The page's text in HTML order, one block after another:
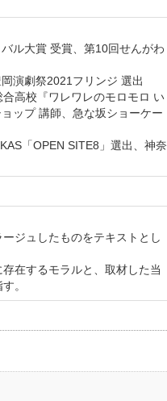
ル大賞 受賞、第10回せんがわ
演劇祭2021フリンジ 選出
高校『ワレワレのモロモロ い
ップ 講師、急な坂ショーケー
「OPEN SITE8」選出、神奈
ジュしたものをテキストとし
在するモラルと、取材した当
。